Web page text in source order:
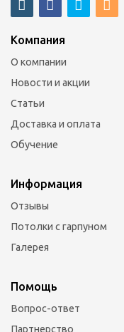
Компания
О компании
Новости и акции
Статьи
Доставка и оплата
Обучение
Информация
Отзывы
Потолки с гарпуном
Галерея
Помощь
Вопрос-ответ
Партнерство